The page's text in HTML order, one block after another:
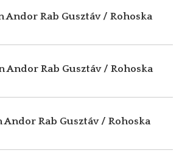
Andor Rab Gusztáv / Rohoska
Andor Rab Gusztáv / Rohoska
Andor Rab Gusztáv / Rohoska